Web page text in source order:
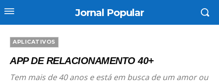
Jornal Popular
APLICATIVOS
APP DE RELACIONAMENTO 40+
Tem mais de 40 anos e está em busca de um amor ou